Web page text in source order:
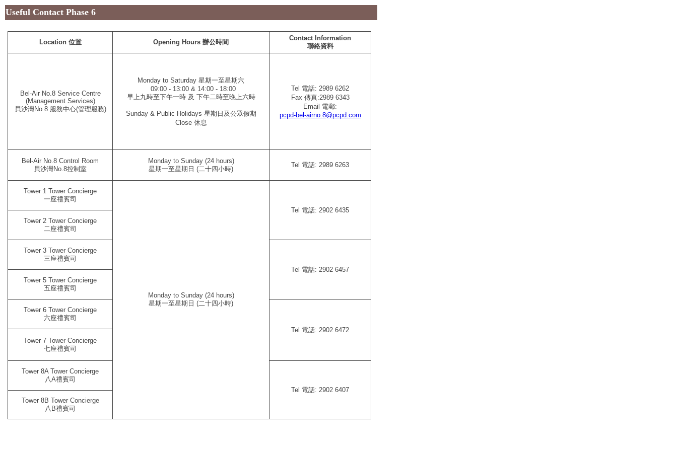
Useful Contact Phase 6
Location 位置 Opening Hours 辦公時間
Contact Information
聯絡資料
Bel-Air No.8 Service Centre
(Management Services)
貝沙灣No.8 服務中心(管理服務)
Monday to Saturday 星期一至星期六
09:00 - 13:00 & 14:00 - 18:00
早上九時至下午一時 及 下午二時至晚上六時
Sunday & Public Holidays 星期日及公眾假期
Close 休息
Tel 電話: 2989 6262
Fax 傳真:2989 6343
Email 電郵:
pcpd-bel-airno.8@pcpd.com
Bel-Air No.8 Control Room
貝沙灣No.8控制室
Monday to Sunday (24 hours)
星期一至星期日 (二十四小時)
Tel 電話: 2989 6263
Tower 1 Tower Concierge
一座禮賓司
Monday to Sunday (24 hours)
星期一至星期日 (二十四小時)
Tel 電話: 2902 6435
Tower 2 Tower Concierge
二座禮賓司
Tower 3 Tower Concierge
三座禮賓司
Tel 電話: 2902 6457
Tower 5 Tower Concierge
五座禮賓司
Tower 6 Tower Concierge
六座禮賓司
Tel 電話: 2902 6472
Tower 7 Tower Concierge
七座禮賓司
Tower 8A Tower Concierge
八A禮賓司
Tel 電話: 2902 6407
Tower 8B Tower Concierge
八B禮賓司